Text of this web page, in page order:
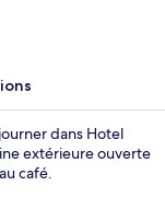
dans Hotel
extérieure ouverte
café.